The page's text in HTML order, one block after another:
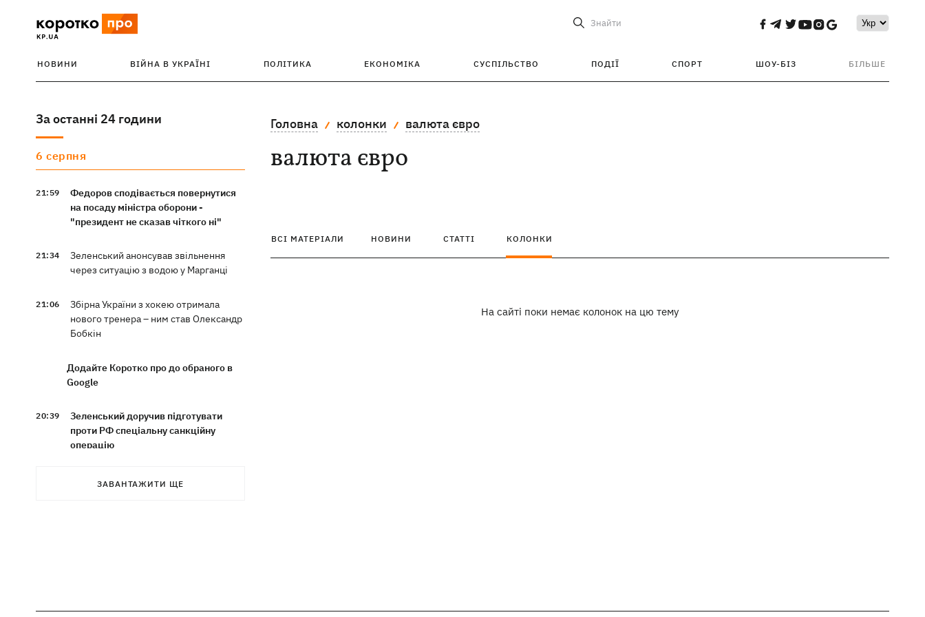
Знайти
НОВИНИ ВІЙНА В УКРАЇНІ ПОЛІТИКА ЕКОНОМІКА СУСПІЛЬСТВО ПОДІЇ СПОРТ ШОУ-БІЗ БІЛЬШЕ
За останні 24 години
6 серпня
21:59
Федоров сподівається повернутися
на посаду міністра оборони -
"президент не сказав чіткого ні"
21:34
Зеленський анонсував звільнення
через ситуацію з водою у Марганці
21:06
Збірна України з хокею отримала
нового тренера – ним став Олександр
Бобкін
Додайте Коротко про до обраного в
Google
20:39
Зеленський доручив підготувати
проти РФ спеціальну санкційну
операцію
Дрони СБУ вразили два кораблі ФСБ
ЗАВАНТАЖИТИ ЩЕ
Головна колонки валюта євро
валюта євро
ВСІ МАТЕРІАЛИ НОВИНИ СТАТТІ КОЛОНКИ
На сайті поки немає колонок на цю тему